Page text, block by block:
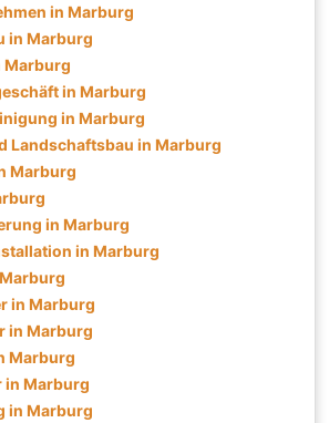
in Marburg
in Marburg
Marburg
in Marburg
in Marburg
Landschaftsbau in Marburg
Marburg
in Marburg
in Marburg
in Marburg
in Marburg
Marburg
in Marburg
in Marburg